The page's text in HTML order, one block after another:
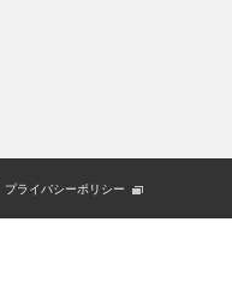
プライバシーポリシー